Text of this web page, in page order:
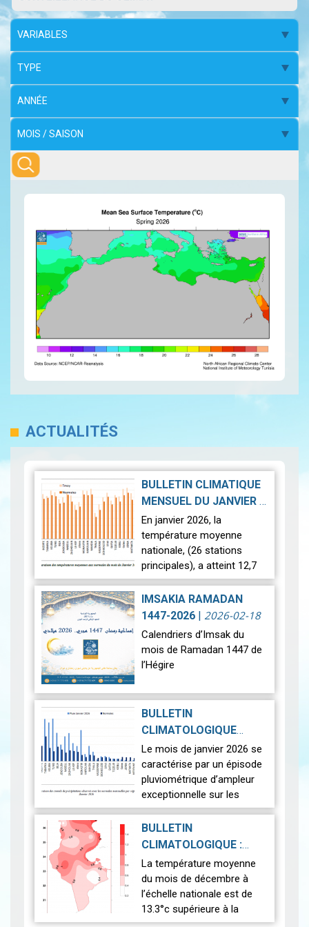
ACTUALITÉS
BULLETIN CLIMATIQUE
MENSUEL DU JANVIER |
2026-02-23
En janvier 2026, la
température moyenne
nationale, (26 stations
principales), a atteint 12,7
°c, soit une anomalie
positive de +1,4 °c par
rapport à la moyenne de
IMSAKIA RAMADAN
1447-2026 | 2026-02-18
Calendriers d’Imsak du
mois de Ramadan 1447 de
l’Hégire
Ci-dessous les calendriers
d’Imsak du mois de
Ramadan 1447 de l’Hégire.
tunisiennes ainsi que…
BULLETIN
CLIMATOLOGIQUE
PRÉLIMINAIRE DU
JANVIER 2026|
2026-02-13
Le mois de janvier 2026 se
caractérise par un épisode
pluviométrique d’ampleur
exceptionnelle sur les
régions du nord et du
centre, générant des
impacts hydrologiques
BULLETIN
CLIMATOLOGIQUE :
DÉCEMBRE 2025|
2026-01-30
La température moyenne
du mois de décembre à
l’échelle nationale est de
13.3°c supérieure à la
normale (12.5°c). Cela